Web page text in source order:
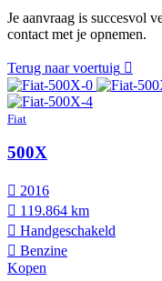
Je aanvraag is succesvol
contact met je opnemen.
Terug naar voertuig
Fiat
500X
2016
119.864 km
Hand­geschakeld
Benzine
Kopen